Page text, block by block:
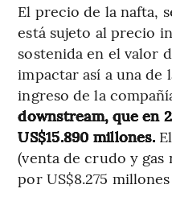
El precio de la nafta,
está sujeto al precio
sostenida en el valor
impactar así a una de
ingreso de la
downstream, que en
US$15.890 millones.
(venta de crudo y
por US$8.275